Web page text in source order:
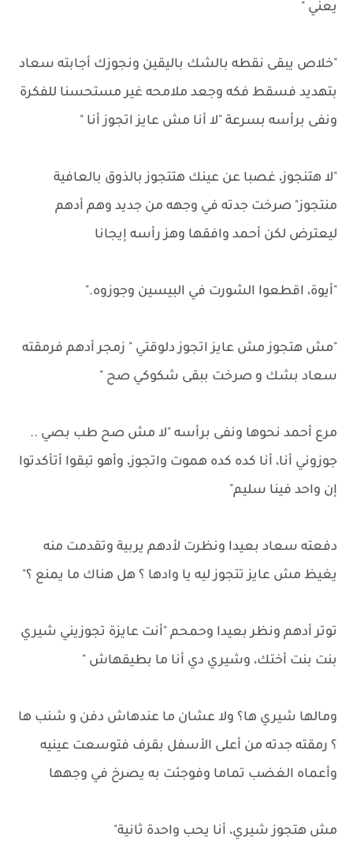
يعني "
"خلاص يبقى نقطه بالشك باليقين ونجوزك أجابته سعاد
بتهديد فسقط فكه وجعد ملامحه غير مستحسنا للفكرة
ونفى برأسه بسرعة "لا أنا مش عايز اتجوز أنا "
"لا هتنجوز، غصبا عن عينك هتتجوز بالذوق بالعافية
منتجوز" صرخت جدته في وجهه من جديد وهم أدهم
ليعترض لكن أحمد وافقها وهز رأسه إيجانا
"أيوة، اقطعوا الشورت في البيسين وجوزوه."
"مش هتجوز مش عايز اتجوز دلوقتي " زمجر أدهم فرمقته
سعاد بشك و صرخت ببقى شكوكي صح "
مرع أحمد نحوها ونفى برأسه "لا مش صح طب بصي ..
جوزوني أنا، أنا كده كده هموت واتجوز، وأهو تبقوا أتأكدتوا
إن واحد فينا سليم"
دفعته سعاد بعيدا ونظرت لأدهم يربية وتقدمت منه
يغيظ مش عايز تتجوز ليه يا وادها ؟ هل هناك ما يمنع ؟"
توتر أدهم ونظر بعيدا وحمحم "أنت عايزة تجوزيني شيري
بنت بنت أختك، وشيري دي أنا ما بطيقهاش "
ومالها شيري ها؟ ولا عشان ما عندهاش دفن و شنب ها
؟ رمقته جدته من أعلى الأسفل بقرف فتوسعت عينيه
وأعماه الغضب تماما وفوجئت به يصرخ في وجهها
مش هتجوز شيري، أنا يحب واحدة ثانية"